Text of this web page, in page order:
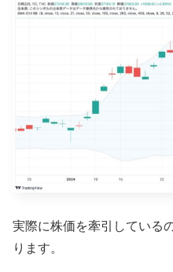
実際に株価を牽引している
ります。